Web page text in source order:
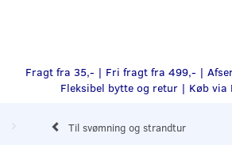
Fragt fra 35,- | Fri fragt fra 499,- |
Fleksibel bytte og retur | Køb via
Til svømning og strandtur